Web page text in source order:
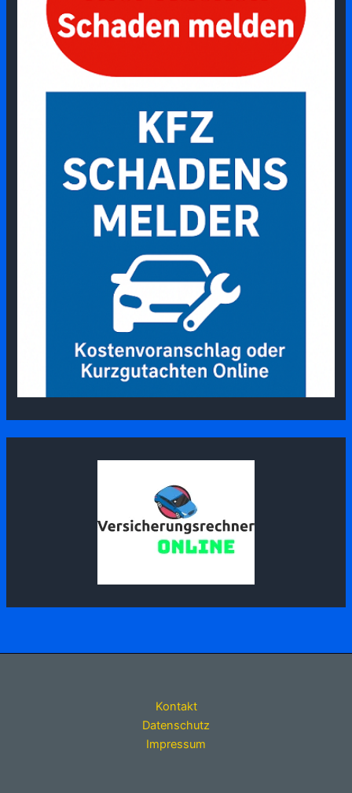
Kontakt
Datenschutz
Impressum